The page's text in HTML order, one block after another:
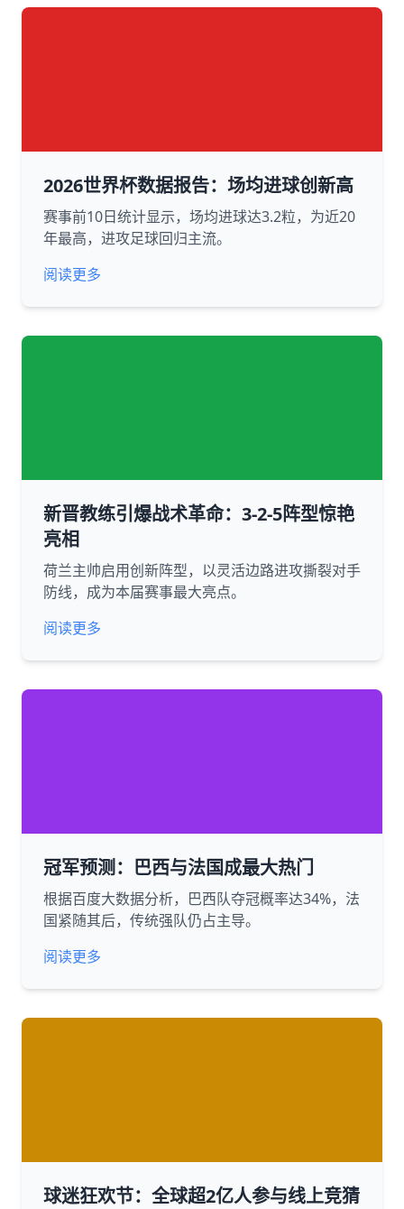
2026世界杯数据报告：场均进球创新高
赛事前10日统计显示，场均进球达3.2粒，为近20
年最高，进攻足球回归主流。
阅读更多
新晋教练引爆战术革命：3-2-5阵型惊艳
亮相
荷兰主帅启用创新阵型，以灵活边路进攻撕裂对手
防线，成为本届赛事最大亮点。
阅读更多
冠军预测：巴西与法国成最大热门
根据百度大数据分析，巴西队夺冠概率达34%，法
国紧随其后，传统强队仍占主导。
阅读更多
球迷狂欢节：全球超2亿人参与线上竞猜